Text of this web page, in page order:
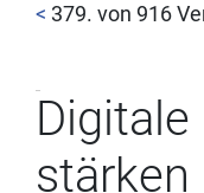
< 379. von 916
stärken